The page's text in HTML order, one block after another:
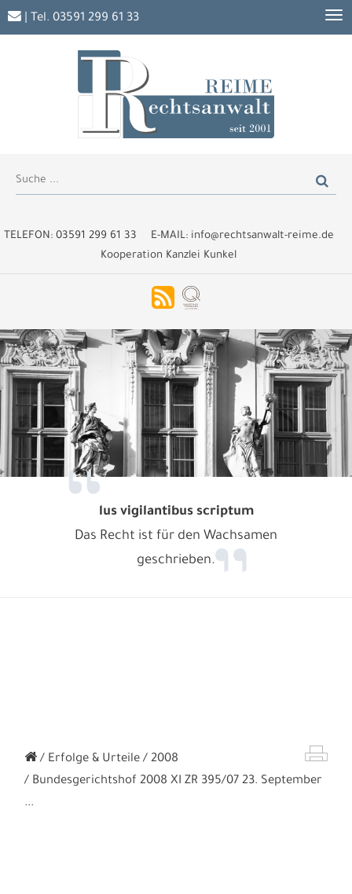
TELEFON: 03591 299 61 33 E-MAIL: info@rechtsanwalt-reime.de
Kooperation Kanzlei Kunkel
| Tel. 03591 299 61 33
lus vigilantibus scriptum
Das Recht ist für den Wachsamen
geschrieben.
Erfolge & Urteile
2008
Bundesgerichtshof 2008 XI ZR 395/07 23. September
...